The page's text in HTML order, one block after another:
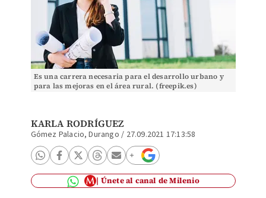
Es una carrera necesaria para el desarrollo urbano y
para las mejoras en el área rural. (freepik.es)
KARLA RODRÍGUEZ
Gómez Palacio, Durango / 27.09.2021 17:13:58
Únete al canal de Milenio